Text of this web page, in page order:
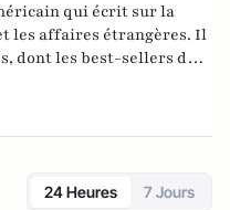
qui écrit sur la
les affaires étrangères. Il
dont les best-sellers du
(2017) et Live Not By
plus de dix langues. Il
24 Heures 7 Jours